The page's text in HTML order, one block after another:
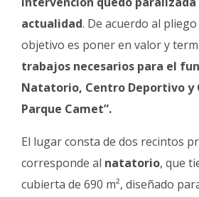
actualidad. De acuerdo al
objetivo es poner en valor y
trabajos necesarios para el
Natatorio, Centro Deportivo y
Parque Camet”.
El lugar consta de dos recintos
corresponde al natatorio, que
cubierta de 690 m², diseñado